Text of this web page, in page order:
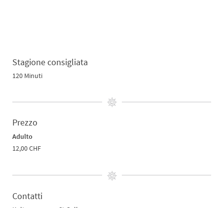
Stagione consigliata
120 Minuti
Prezzo
Adulto
12,00 CHF
Contatti